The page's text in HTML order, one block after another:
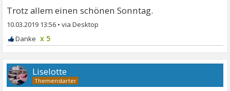
Trotz allem einen schönen Sonntag.
10.03.2019 13:56 •
x 5
Liselotte